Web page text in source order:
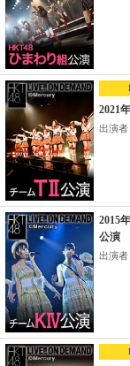
2021
出演者
2015
公演
出演者